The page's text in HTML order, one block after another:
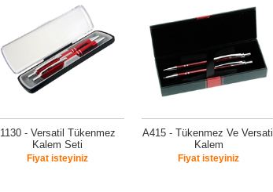
1130 - Versatil Tükenmez
Kalem Seti
Fiyat isteyiniz
A415 - Tükenmez Ve Versatil
Kalem
Fiyat isteyiniz